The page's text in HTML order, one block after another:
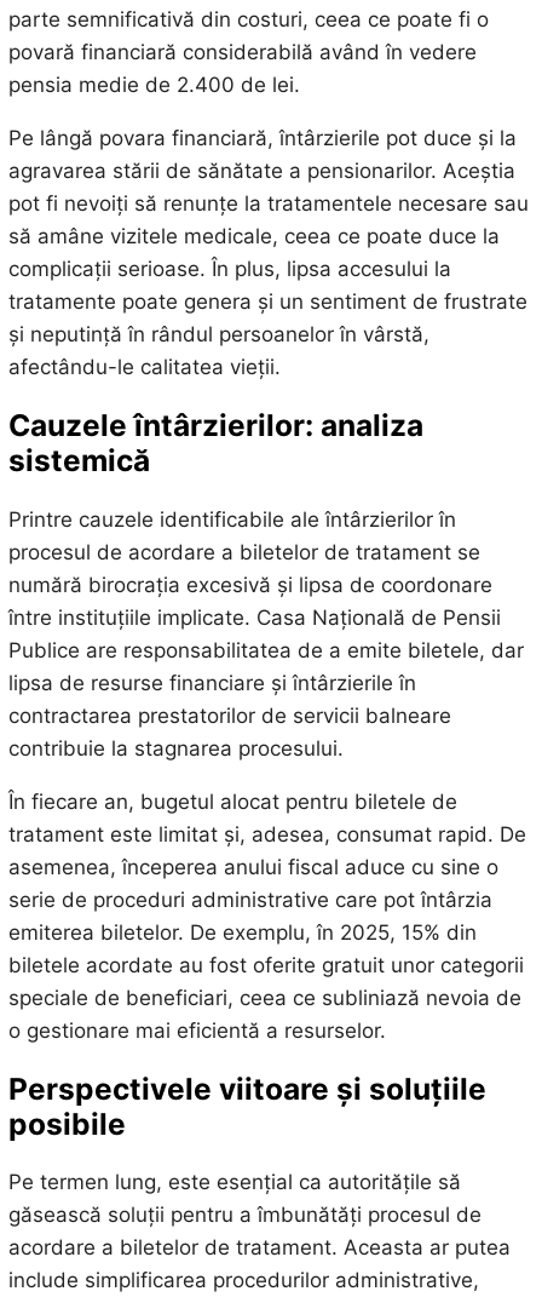
parte semnificativă din costuri, ceea ce poate fi o
povară financiară considerabilă având în vedere
pensia medie de 2.400 de lei.
Pe lângă povara financiară, întârzierile pot duce și la
agravarea stării de sănătate a pensionarilor. Aceștia
pot fi nevoiți să renunțe la tratamentele necesare sau
să amâne vizitele medicale, ceea ce poate duce la
complicații serioase. În plus, lipsa accesului la
tratamente poate genera și un sentiment de frustrate
și neputință în rândul persoanelor în vârstă,
afectându-le calitatea vieții.
Cauzele întârzierilor: analiza
sistemică
Printre cauzele identificabile ale întârzierilor în
procesul de acordare a biletelor de tratament se
numără birocrația excesivă și lipsa de coordonare
între instituțiile implicate. Casa Națională de Pensii
Publice are responsabilitatea de a emite biletele, dar
lipsa de resurse financiare și întârzierile în
contractarea prestatorilor de servicii balneare
contribuie la stagnarea procesului.
În fiecare an, bugetul alocat pentru biletele de
tratament este limitat și, adesea, consumat rapid. De
asemenea, începerea anului fiscal aduce cu sine o
serie de proceduri administrative care pot întârzia
emiterea biletelor. De exemplu, în 2025, 15% din
biletele acordate au fost oferite gratuit unor categorii
speciale de beneficiari, ceea ce subliniază nevoia de
o gestionare mai eficientă a resurselor.
Perspectivele viitoare și soluțiile
posibile
Pe termen lung, este esențial ca autoritățile să
găsească soluții pentru a îmbunătăți procesul de
acordare a biletelor de tratament. Aceasta ar putea
include simplificarea procedurilor administrative,